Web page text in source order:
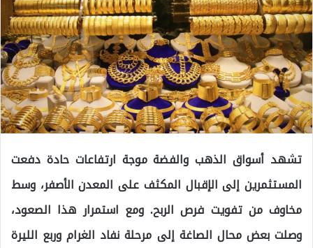
تشهد أسواق الذهب والفضة موجة ارتفاعات حادة دفعت
المستثمرين إلى الإقبال المكثف على المعدن الأصفر، وسط
مخاوف من تفويت فرص الربح. ومع استمرار هذا الصعود،
وصلت بعض محال الصاغة إلى مرحلة نفاد الغرام وربع الليرة